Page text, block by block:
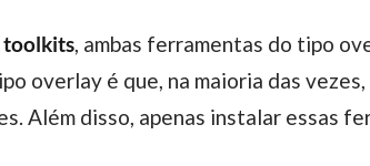
toolkits , ambas ferramentas do tipo
overlay é que, na maioria das vezes,
Além disso, apenas instalar essas